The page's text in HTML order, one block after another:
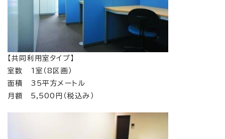
【共同利用室タイプ】
室数 1室（8区画）
面積 35平方メートル
月額 5,500円（税込み）